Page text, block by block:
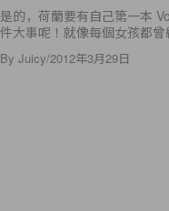
是的，荷蘭要有自己第一本
件大事呢！就像每個女孩都曾
By Juicy/2012年3月29日